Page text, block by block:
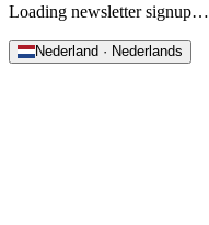
Loading newsletter signup…
Nederland · Nederlands